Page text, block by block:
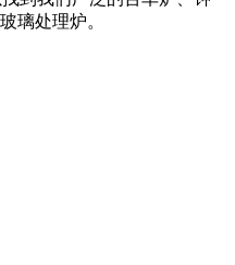
璃处理炉。